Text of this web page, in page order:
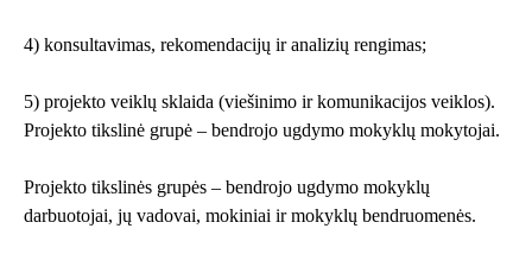
4) konsultavimas, rekomendacijų ir analizių rengimas;
5) projekto veiklų sklaida (viešinimo ir komunikacijos veiklos).
Projekto tikslinė grupė – bendrojo ugdymo mokyklų mokytojai.
Projekto tikslinės grupės – bendrojo ugdymo mokyklų
darbuotojai, jų vadovai, mokiniai ir mokyklų bendruomenės.